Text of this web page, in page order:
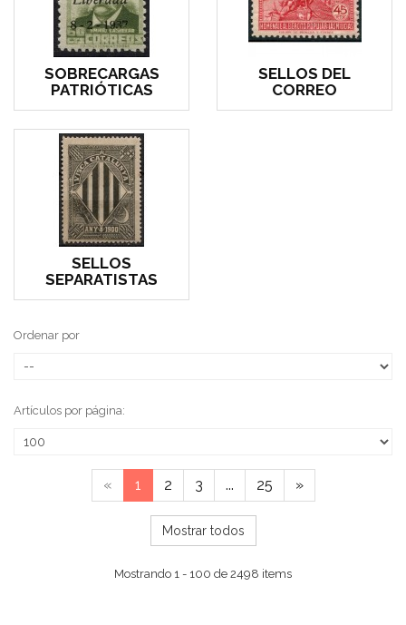
SOBRECARGAS
PATRIÓTICAS
SELLOS DEL
CORREO
SELLOS
SEPARATISTAS
Ordenar por
Artículos por página:
« 1 2 3 ... 25 »
Mostrar todos
Mostrando 1 - 100 de 2498 items